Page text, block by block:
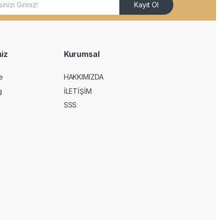
Kayıt Ol
Kurumsal
HAKKIMIZDA
İLETİŞİM
SSS